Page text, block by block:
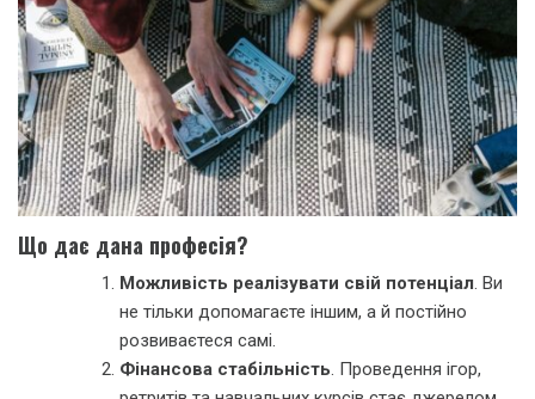
Що дає дана професія?
Можливість реалізувати свій потенціал. Ви
не тільки допомагаєте іншим, а й постійно
розвиваєтеся самі.
Фінансова стабільність. Проведення ігор,